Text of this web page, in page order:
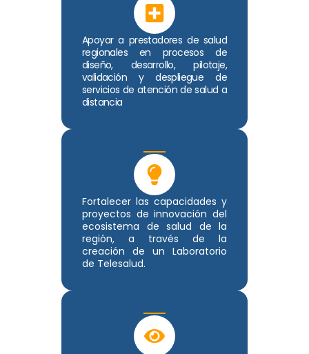
Apoyar a prestadores de salud
regionales en procesos de
diseño, desarrollo, pilotaje,
validación y despliegue de
servicios de atención de salud a
distancia
Fortalecer las capacidades y
proyectos de innovación del
ecosistema de salud de la
región, a través de la
creación de un Laboratorio
de Telesalud.